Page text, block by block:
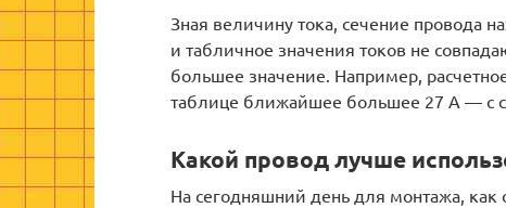
Зная величину тока, сечение провода
и табличное значения токов не
большее значение. Например,
таблице ближайшее большее 27 А — с
Какой провод лучше
На сегодняшний день для монтажа, как